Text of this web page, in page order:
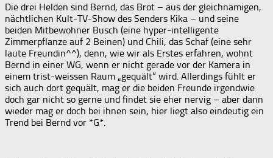
Die drei Helden sind Bernd, das Brot – aus der gleichnamigen,
nächtlichen Kult-TV-Show des Senders Kika – und seine
beiden Mitbewohner Busch (eine hyper-intelligente
Zimmerpflanze auf 2 Beinen) und Chili, das Schaf (eine sehr
laute Freundin^^), denn, wie wir als Erstes erfahren, wohnt
Bernd in einer WG, wenn er nicht gerade vor der Kamera in
einem trist-weissen Raum „gequält“ wird. Allerdings fühlt er
sich auch dort gequält, mag er die beiden Freunde irgendwie
doch gar nicht so gerne und findet sie eher nervig – aber dann
wieder mag er doch bei ihnen sein, hier liegt also eindeutig ein
Trend bei Bernd vor *G*.